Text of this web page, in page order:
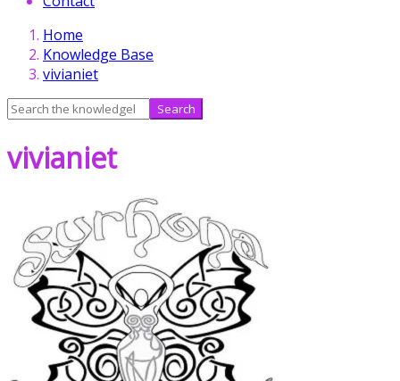
Skip
content
Home
Knowledge Base
vivianiet
Search
vivianiet